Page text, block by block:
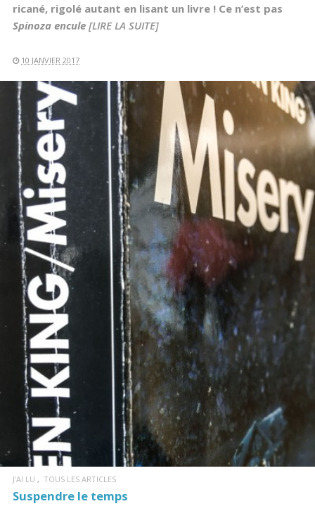
ricané, rigolé autant en lisant un livre ! Ce n’est pas
Spinoza encule [LIRE LA SUITE]
10 JANVIER 2017
LIRE LA SUITE
J'AI LU TOUS LES ARTICLES
Suspendre le temps